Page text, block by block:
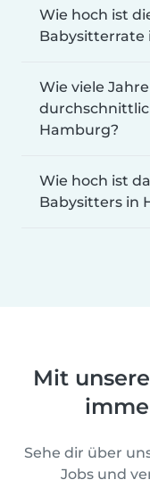
Wie hoch ist
Babysitterrate
Wie viele
Hamburg?
Wie hoch ist
Babysitters in
Mit
Sehe dir über
Jobs und